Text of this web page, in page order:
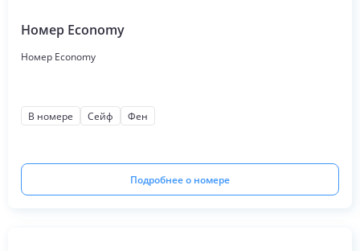
Номер Economy
Номер Economy
В номере Сейф Фен
Подробнее о номере